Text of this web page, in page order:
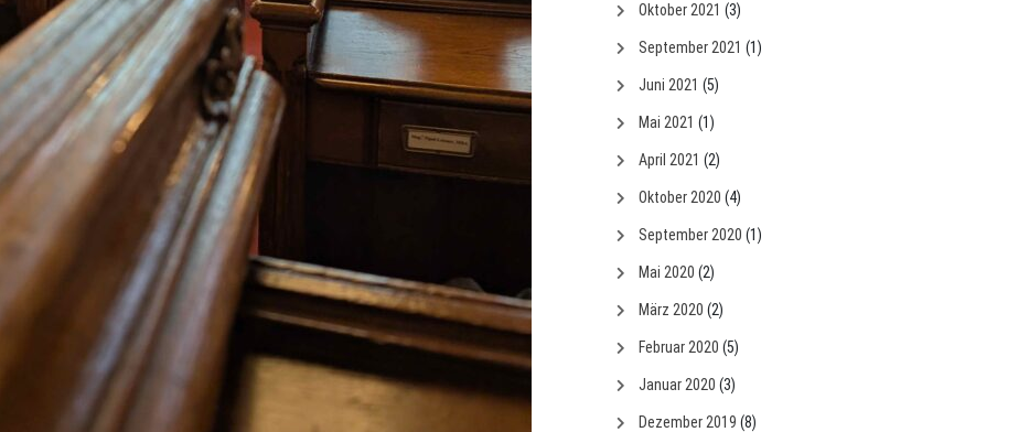
Oktober 2021 (3)
September 2021 (1)
Juni 2021 (5)
Mai 2021 (1)
April 2021 (2)
Oktober 2020 (4)
September 2020 (1)
Mai 2020 (2)
März 2020 (2)
Februar 2020 (5)
Januar 2020 (3)
Dezember 2019 (8)